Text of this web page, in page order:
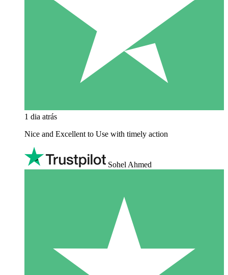
1 dia atrás
Nice and Excellent to Use with timely action
Sohel Ahmed